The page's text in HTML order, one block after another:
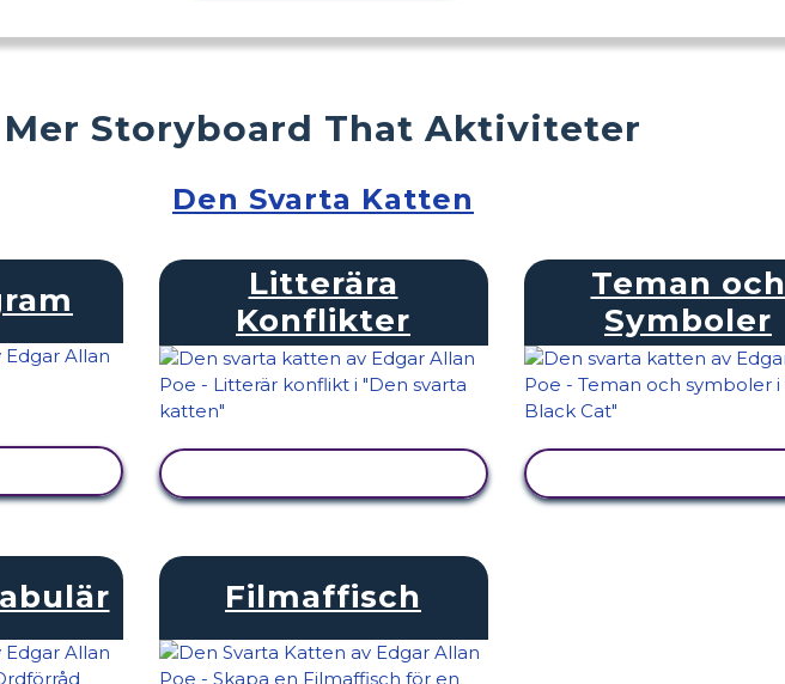
Mer Storyboard That Aktiviteter
Den Svarta Katten
Litterära
Konflikter
Teman och
Symboler
Filmaffisch